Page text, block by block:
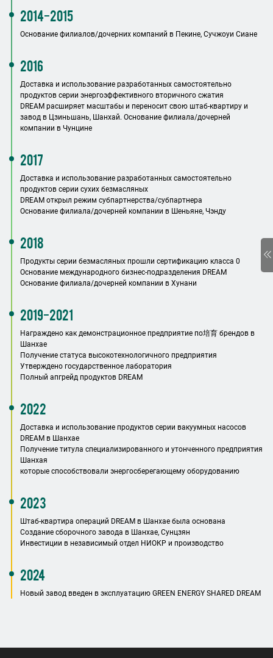
2014-2015
Основание филиалов/дочерних компаний в Пекине, Сучжоуи Сиане
2016
Доставка и использование разработанных самостоятельно
продуктов серии энергоэффективного вторичного сжатия
DREAM расширяет масштабы и переносит свою штаб-квартиру и
завод в Цзиньшань, Шанхай. Основание филиала/дочерней
компании в Чунцине
2017
Доставка и использование разработанных самостоятельно
продуктов серии сухих безмасляных
DREAM открыл режим субпартнерства/субпартнера
Основание филиала/дочерней компании в Шеньяне, Чэнду
2018
Продукты серии безмасляных прошли сертификацию класса 0
Основание международного бизнес-подразделения DREAM
Основание филиала/дочерней компании в Хунани
2019-2021
Награждено как демонстрационное предприятие по培育 брендов в
Шанхае
Получение статуса высокотехнологичного предприятия
Утверждено государственное лаборатория
Полный апгрейд продуктов DREAM
2022
Доставка и использование продуктов серии вакуумных насосов
DREAM в Шанхае
Получение титула специализированного и утонченного предприятия
Шанхая
которые способствовали энергосберегающему оборудованию
2023
Штаб-квартира операций DREAM в Шанхае была основана
Создание сборочного завода в Шанхае, Сунцзян
Инвестиции в независимый отдел НИОКР и производство
2024
Новый завод введен в эксплуатацию GREEN ENERGY SHARED DREAM